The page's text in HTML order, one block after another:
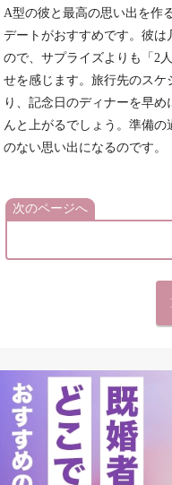
A型の彼と最高の思い出を作
デートがおすすめです。彼
ので、サプライズよりも「2
せを感じます。旅行先のス
り、記念日のディナーを早
んと上がるでしょう。準備の
のない思い出になるのです。
次のページへ